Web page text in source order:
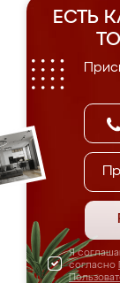
ЕСТЬ
Я
согласно